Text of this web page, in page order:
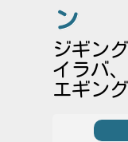
ン
ジギン
イラバ、
エギン